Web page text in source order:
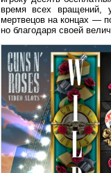
время всех вращений,
мертвецов на концах —
но благодаря своей